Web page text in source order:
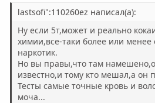
lastsofi":110260ez написал(а):
Ну если 5т,может и реально
химии,все-таки более или менее
наркотик.
Но вы правы,что там
известно,и тому кто мешал,а он
Тесты самые точные кровь и
моча...